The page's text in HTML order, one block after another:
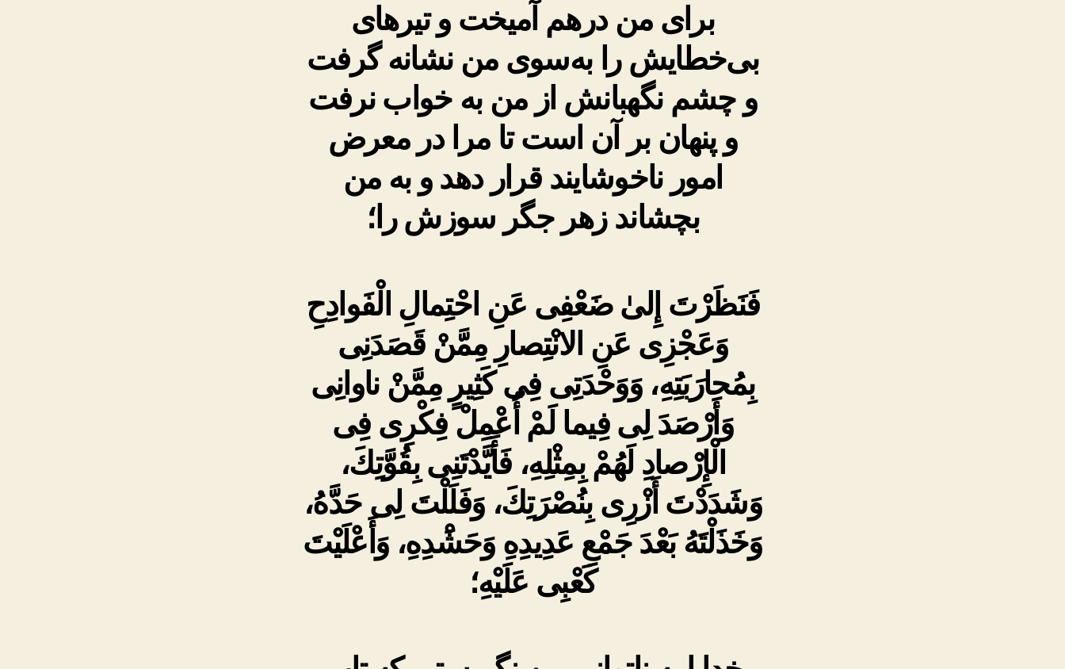
برای من درهم آمیخت و تیرهای
بی‌خطایش را به‌سوی من نشانه گرفت
و چشم نگهبانش از من به خواب نرفت
و پنهان بر آن است تا مرا در معرض
امور ناخوشایند قرار دهد و به من
بچشاند زهر جگر سوزش را؛
فَنَظَرْتَ إِلىٰ ضَعْفِى عَنِ احْتِمالِ الْفَوادِحِ
وَعَجْزِى عَنِ الانْتِصارِ مِمَّنْ قَصَدَنِى
بِمُحارَبَتِهِ، وَوَحْدَتِى فِى كَثِيرٍ مِمَّنْ ناوانِى
وَأَرْصَدَ لِى فِيما لَمْ أُعْمِلْ فِكْرِى فِى
الْإِرْصادِ لَهُمْ بِمِثْلِهِ، فَأَيَّدْتَنِى بِقُوَّتِكَ،
وَشَدَدْتَ أَزْرِى بِنُصْرَتِكَ، وَفَلَلْتَ لِى حَدَّهُ،
وَخَذَلْتَهُ بَعْدَ جَمْعِ عَدِيدِهِ وَحَشَْدِهِ، وَأَعْلَيْتَ
كَعْبِى عَلَيْهِ؛